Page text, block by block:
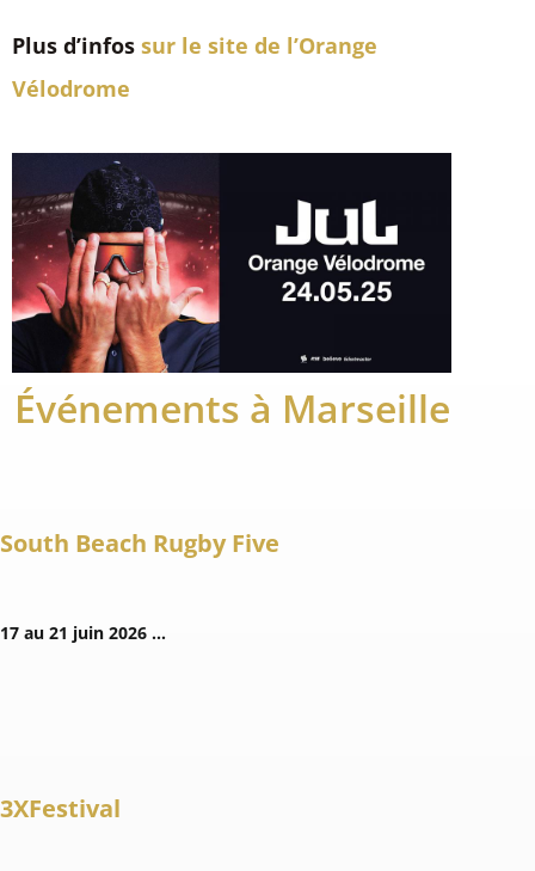
Plus d’infos sur le site de l’Orange
Vélodrome
Événements à Marseille
South Beach Rugby Five
17 au 21 juin 2026 …
3XFestival